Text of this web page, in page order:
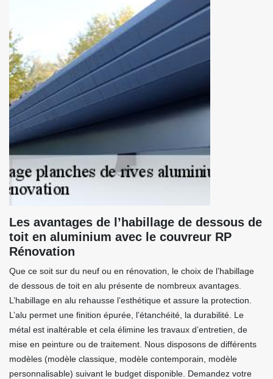
Les avantages de l’habillage de dessous de
toit en aluminium avec le couvreur RP
Rénovation
Que ce soit sur du neuf ou en rénovation, le choix de l’habillage
de dessous de toit en alu présente de nombreux avantages.
L’habillage en alu rehausse l’esthétique et assure la protection.
L’alu permet une finition épurée, l’étanchéité, la durabilité. Le
métal est inaltérable et cela élimine les travaux d’entretien, de
mise en peinture ou de traitement. Nous disposons de différents
modèles (modèle classique, modèle contemporain, modèle
personnalisable) suivant le budget disponible. Demandez votre